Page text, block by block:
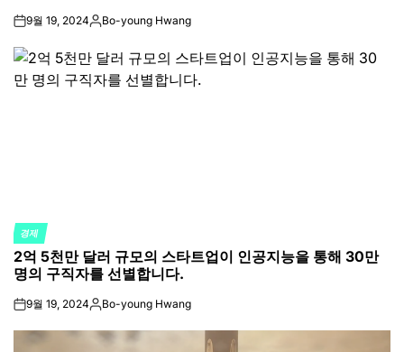
on9월 19, 2024Posted
Bo-young Hwang
POSTED
IN
경제
2억 5천만 달러 규모의 스타트업이 인공지능을 통해 30만
명의 구직자를 선별합니다.
on9월 19, 2024Posted
Bo-young Hwang